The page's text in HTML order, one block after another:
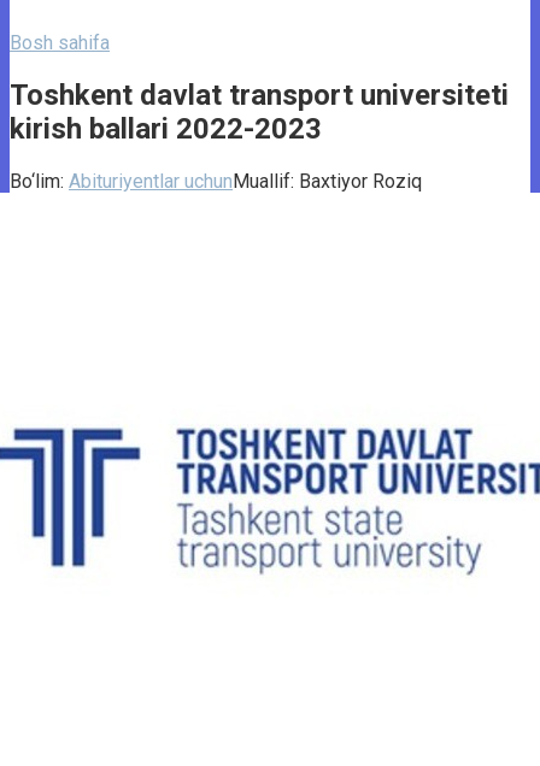
Bosh sahifa
Toshkent davlat transport universiteti
kirish ballari 2022-2023
Bo‘lim: Abituriyentlar uchunMuallif: Baxtiyor Roziq